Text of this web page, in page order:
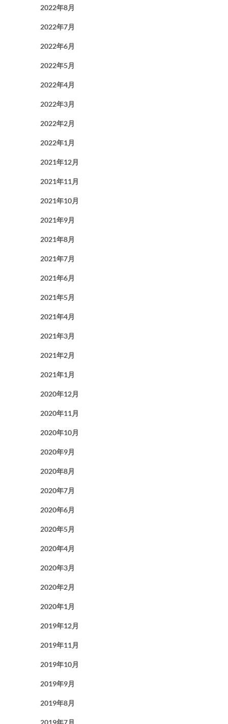
2022年8月
2022年7月
2022年6月
2022年5月
2022年4月
2022年3月
2022年2月
2022年1月
2021年12月
2021年11月
2021年10月
2021年9月
2021年8月
2021年7月
2021年6月
2021年5月
2021年4月
2021年3月
2021年2月
2021年1月
2020年12月
2020年11月
2020年10月
2020年9月
2020年8月
2020年7月
2020年6月
2020年5月
2020年4月
2020年3月
2020年2月
2020年1月
2019年12月
2019年11月
2019年10月
2019年9月
2019年8月